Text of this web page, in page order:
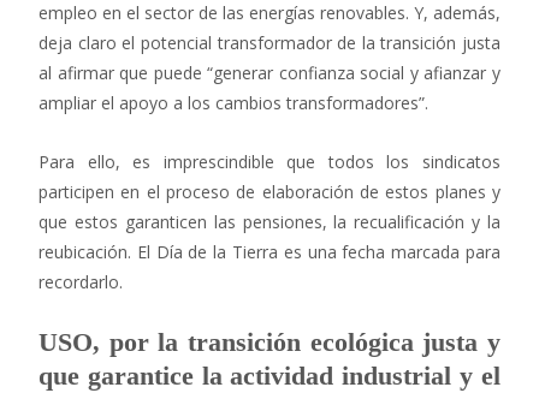
empleo en el sector de las energías renovables. Y, además,
deja claro el potencial transformador de la transición justa
al afirmar que puede “generar confianza social y afianzar y
ampliar el apoyo a los cambios transformadores”.
Para ello, es imprescindible que todos los sindicatos
participen en el proceso de elaboración de estos planes y
que estos garanticen las pensiones, la recualificación y la
reubicación. El Día de la Tierra es una fecha marcada para
recordarlo.
USO, por la transición ecológica justa y
que garantice la actividad industrial y el